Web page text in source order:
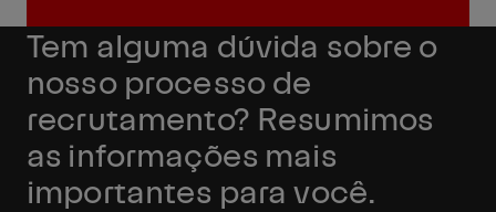
Tem alguma dúvida sobre o
nosso processo de
recrutamento? Resumimos
as informações mais
importantes para você.